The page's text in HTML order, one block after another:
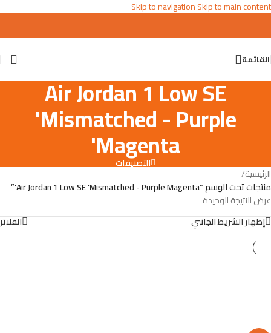
Skip to navigationSkip to main content
القائمة
Air Jordan 1 Low SE
'Mismatched - Purple
Magenta'
التصنيفات
الرئيسية/
منتجات تحت الوسم “Air Jordan 1 Low SE 'Mismatched - Purple Magenta'”
عرض النتيجة الوحيدة
إظهار الشريط الجانبي
الفلاتر